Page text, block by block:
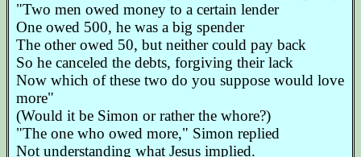
"Two men owed money to a certain lender
One owed 500, he was a big spender
The other owed 50, but neither could pay back
So he canceled the debts, forgiving their lack
Now which of these two do you suppose would love
more"
(Would it be Simon or rather the whore?)
"The one who owed more," Simon replied
Not understanding what Jesus implied.